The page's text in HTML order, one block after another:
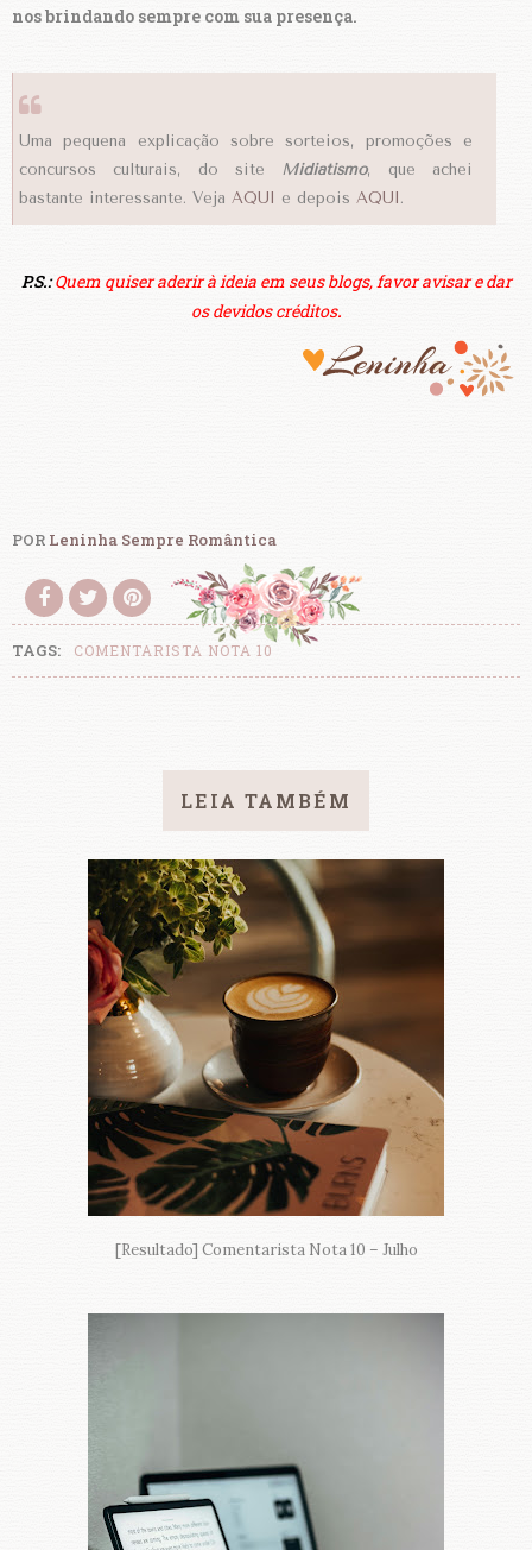
nos brindando sempre com sua presença.
Uma pequena explicação sobre sorteios, promoções e
concursos culturais, do site Midiatismo, que achei
bastante interessante. Veja AQUI e depois AQUI .
P.S.: Quem quiser aderir à ideia em seus blogs, favor avisar e dar
os devidos créditos.
POR Leninha Sempre Romântica
TAGS: COMENTARISTA NOTA 10
LEIA TAMBÉM
[Resultado] Comentarista Nota 10 – Julho